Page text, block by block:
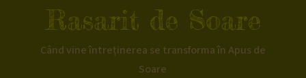
Rasarit de Soare
Când vine întreținerea se transforma în Apus de
Soare